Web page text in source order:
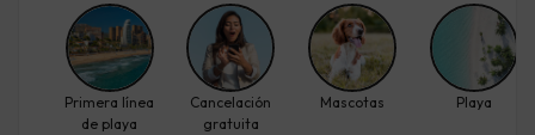
Primera línea
de playa
Cancelación
gratuita
Mascotas Playa